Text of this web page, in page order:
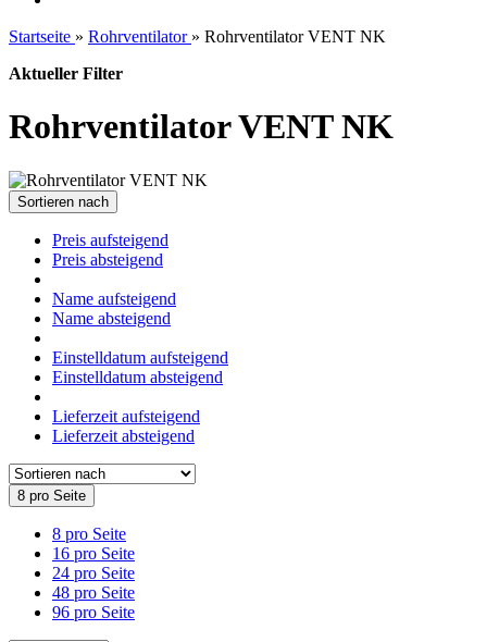
Startseite » Rohrventilator » Rohrventilator VENT NK
Aktueller Filter
Rohrventilator VENT NK
Sortieren nach
Preis aufsteigend
Preis absteigend
Name aufsteigend
Name absteigend
Einstelldatum aufsteigend
Einstelldatum absteigend
Lieferzeit aufsteigend
Lieferzeit absteigend
8 pro Seite
8 pro Seite
16 pro Seite
24 pro Seite
48 pro Seite
96 pro Seite